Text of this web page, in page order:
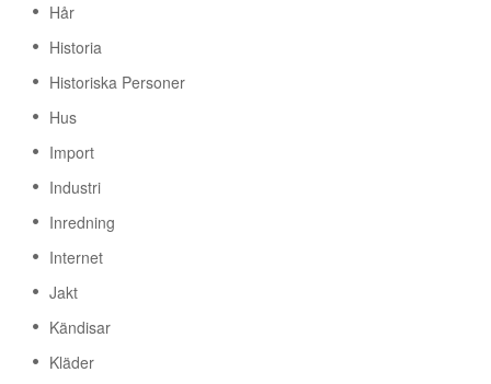
Hår
Historia
Historiska Personer
Hus
Import
Industri
Inredning
Internet
Jakt
Kändisar
Kläder